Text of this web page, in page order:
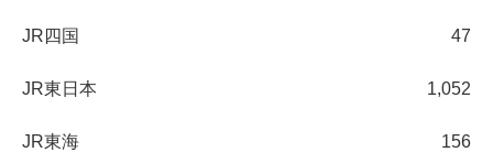
JR四国 47
JR東日本 1,052
JR東海 156